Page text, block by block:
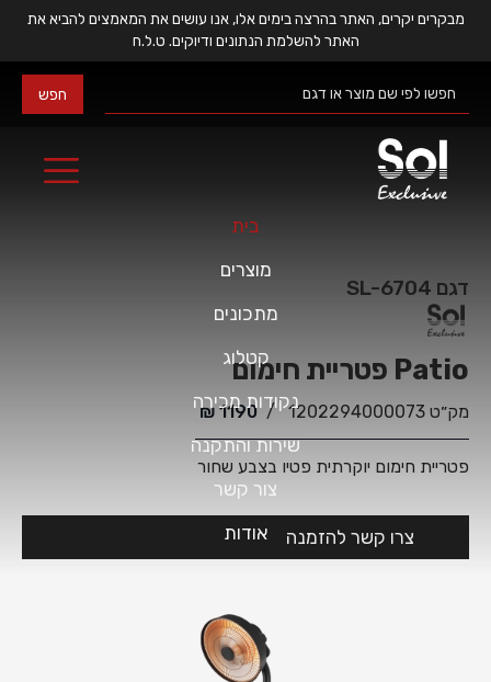
מבקרים יקרים, האתר בהרצה בימים אלו, אנו עושים את המאמצים להביא את
האתר להשלמת הנתונים ודיוקים. ט.ל.ח
בית
מוצרים
מתכונים
קטלוג
נקודות מכירה
שירות והתקנה
צור קשר
אודות
דגם SL-6704
פטריית חימום Patio
מק״ט 1202294000073
/
1190
₪
פטריית חימום יוקרתית פטיו בצבע שחור
צרו קשר להזמנה